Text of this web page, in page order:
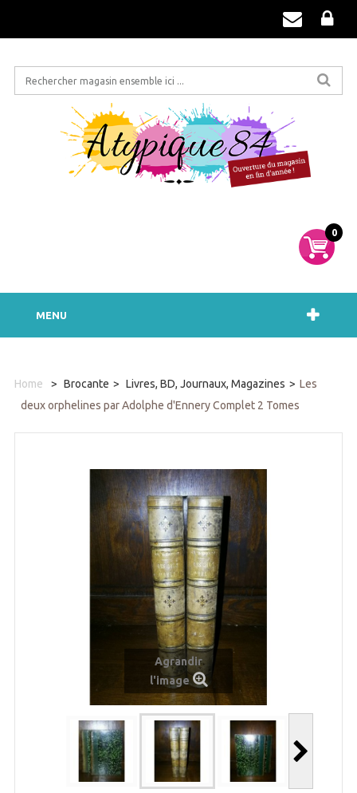
0
MENU
Home > Brocante > Livres, BD, Journaux, Magazines > Les
deux orphelines par Adolphe d'Ennery Complet 2 Tomes
Agrandir
l'image